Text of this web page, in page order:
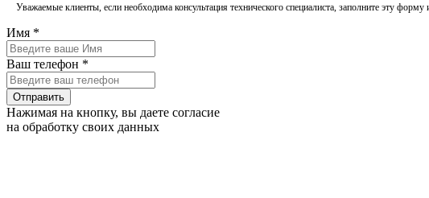
Уважаемые клиенты, если необходима консультация технического специалиста, заполните эту
Имя *
Ваш телефон *
Отправить
Нажимая на кнопку, вы даете согласие
на обработку своих данных